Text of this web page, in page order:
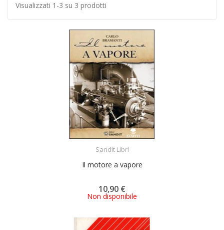
Visualizzati 1-3 su 3 prodotti
Sandit Libri
Il motore a vapore
10,90 €
Non disponibile